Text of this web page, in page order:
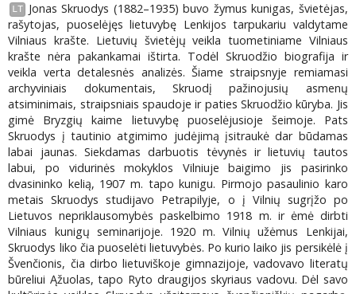
LT
Jonas Skruodys (1882–1935) buvo žymus kunigas, švietėjas,
rašytojas, puoselėjęs lietuvybę Lenkijos tarpukariu valdytame
Vilniaus krašte. Lietuvių švietėjų veikla tuometiniame Vilniaus
krašte nėra pakankamai ištirta. Todėl Skruodžio biografija ir
veikla verta detalesnės analizės. Šiame straipsnyje remiamasi
archyviniais dokumentais, Skruodį pažinojusių asmenų
atsiminimais, straipsniais spaudoje ir paties Skruodžio kūryba. Jis
gimė Bryzgių kaime lietuvybę puoselėjusioje šeimoje. Pats
Skruodys į tautinio atgimimo judėjimą įsitraukė dar būdamas
labai jaunas. Siekdamas darbuotis tėvynės ir lietuvių tautos
labui, po vidurinės mokyklos Vilniuje baigimo jis pasirinko
dvasininko kelią, 1907 m. tapo kunigu. Pirmojo pasaulinio karo
metais Skruodys studijavo Petrapilyje, o į Vilnių sugrįžo po
Lietuvos nepriklausomybės paskelbimo 1918 m. ir ėmė dirbti
Vilniaus kunigų seminarijoje. 1920 m. Vilnių užėmus Lenkijai,
Skruodys liko čia puoselėti lietuvybės. Po kurio laiko jis persikėlė į
Švenčionis, čia dirbo lietuviškoje gimnazijoje, vadovavo literatų
būreliui Ąžuolas, tapo Ryto draugijos skyriaus vadovu. Dėl savo